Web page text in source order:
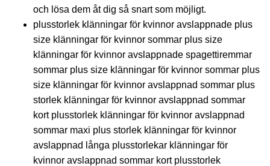
och lösa dem åt dig så snart som möjligt.
plusstorlek klänningar för kvinnor avslappnade plus
size klänningar för kvinnor sommar plus size
klänningar för kvinnor avslappnade spagettiremmar
sommar plus size klänningar för kvinnor sommar plus
size klänningar för kvinnor avslappnad sommar plus
storlek klänningar för kvinnor avslappnad sommar
kort plusstorlek klänningar för kvinnor avslappnad
sommar maxi plus storlek klänningar för kvinnor
avslappnad långa plusstorlekar klänningar för
kvinnor avslappnad sommar kort plusstorlek